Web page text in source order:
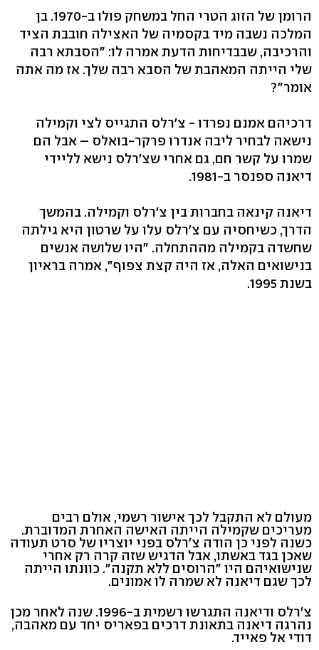
הרומן של הזוג הטרי החל במשחק פולו ב-1970. בן
המלכה נשבה מיד בקסמיה של האצילה חובבת הציד
והרכיבה, שבבדיחות הדעת אמרה לו: "הסבתא רבה
שלי הייתה המאהבת של הסבא רבה שלך. אז מה אתה
אומר"?
דרכיהם אמנם נפרדו - צ'רלס התגייס לצי וקמילה
נישאה לבחיר ליבה אנדרו פרקר-בואלס – אבל הם
שמרו על קשר חם, גם אחרי שצ'רלס נישא לליידי
דיאנה ספנסר ב-1981.
דיאנה קינאה בחברות בין צ'רלס וקמילה. בהמשך
הדרך, כשיחסיה עם צ'רלס עלו על שרטון היא גילתה
שחשדה בקמילה מההתחלה. "היו שלושה אנשים
בנישואים האלה, אז היה קצת צפוף", אמרה בראיון
בשנת 1995.
מעולם לא התקבל לכך אישור רשמי, אולם רבים
מעריכים שקמילה הייתה האישה האחרת המדוברת.
כשנה לפני כן הודה צ'רלס בפני יוצריו של סרט תעודה
שאכן בגד באשתו, אבל הדגיש שזה קרה רק אחרי
שנישואיהם היו "הרוסים ללא תקנה". כוונתו הייתה
לכך שגם דיאנה לא שמרה לו אמונים.
צ'רלס ודיאנה התגרשו רשמית ב-1996. שנה לאחר מכן
נהרגה דיאנה בתאונת דרכים בפאריס יחד עם מאהבה,
דודי אל פאייד.